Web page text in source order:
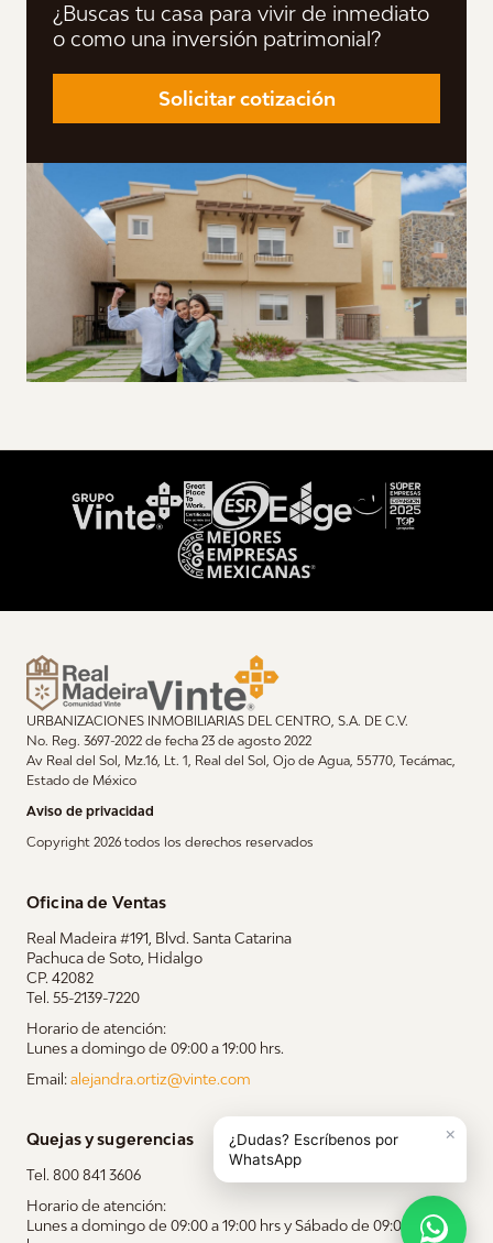
¿Buscas tu casa para vivir de inmediato
o como una inversión patrimonial?
Solicitar cotización
URBANIZACIONES INMOBILIARIAS DEL CENTRO, S.A. DE C.V.
No. Reg. 3697-2022 de fecha 23 de agosto 2022
Av Real del Sol, Mz.16, Lt. 1, Real del Sol, Ojo de Agua, 55770, Tecámac,
Estado de México
Aviso de privacidad
Copyright 2026 todos los derechos reservados
Oficina de Ventas
Real Madeira #191, Blvd. Santa Catarina
Pachuca de Soto, Hidalgo
CP. 42082
Tel. 55-2139-7220
Horario de atención:
Lunes a domingo de 09:00 a 19:00 hrs.
Email:alejandra.ortiz@vinte.com
Quejas y sugerencias
Tel. 800 841 3606
Horario de atención:
Lunes a domingo de 09:00 a 19:00 hrs y Sábado de 09:00 a 14:00